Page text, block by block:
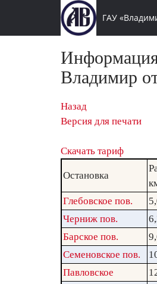
ГАУ
Информация
Владимир
Назад
Версия для печати
Скачать тариф
Остановка
Глебовское пов.
Черниж пов.
Барское пов.
Семеновское пов.
Павловское